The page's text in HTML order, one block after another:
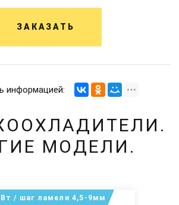
ЗАКАЗАТЬ
информацией:
МОДЕЛИ.
/ шаг ламели 4,5-9мм